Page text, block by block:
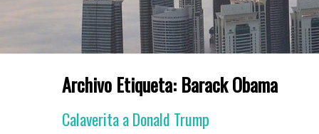
Archivo Etiqueta: Barack Obama
Calaverita a Donald Trump